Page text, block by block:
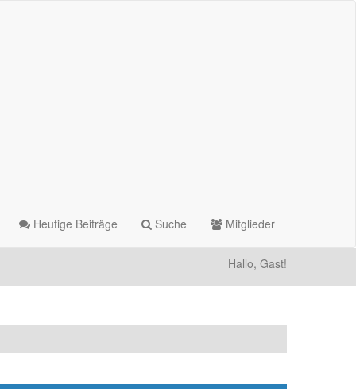
Heutige Beiträge Suche Mitglieder
Hallo, Gast!